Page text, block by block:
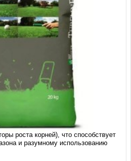
DLF Turbo (20 кг)
Accelerator - оболочка семян, с
создать быстрее. Оболочка состоит
водорослей,
роста корней), что способствует
и разумному использованию